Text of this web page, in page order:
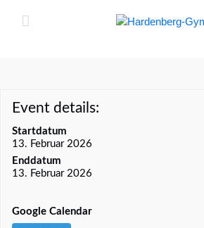
Event details:
Startdatum
13. Februar 2026
Enddatum
13. Februar 2026
Google Calendar